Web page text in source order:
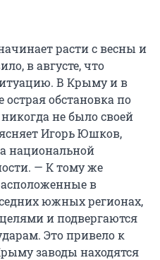
расти с весны и
в августе, что
В Крыму и в
обстановка по
не было своей
Игорь Юшков,
национальной
— К тому же
в
южных регионах,
и подвергаются
Это привело к
заводы находятся